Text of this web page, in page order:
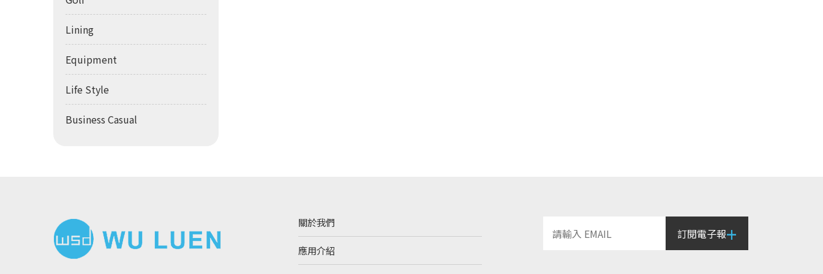
Lining
Equipment
Life Style
Business Casual
關於我們
應用介紹
訂閱電子報+